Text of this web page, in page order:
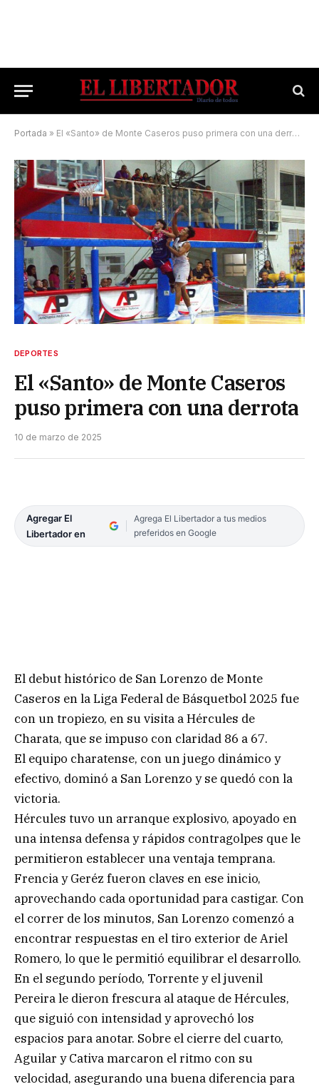
Portada » El «Santo» de Monte Caseros puso primera con una derrota
DEPORTES
El «Santo» de Monte Caseros
puso primera con una derrota
10 de marzo de 2025
Agregar El
Libertador en
Agrega El Libertador a tus medios
preferidos en Google
El debut histórico de San Lorenzo de Monte
Caseros en la Liga Federal de Básquetbol 2025 fue
con un tropiezo, en su visita a Hércules de
Charata, que se impuso con claridad 86 a 67.
El equipo charatense, con un juego dinámico y
efectivo, dominó a San Lorenzo y se quedó con la
victoria.
Hércules tuvo un arranque explosivo, apoyado en
una intensa defensa y rápidos contragolpes que le
permitieron establecer una ventaja temprana.
Frencia y Geréz fueron claves en ese inicio,
aprovechando cada oportunidad para castigar. Con
el correr de los minutos, San Lorenzo comenzó a
encontrar respuestas en el tiro exterior de Ariel
Romero, lo que le permitió equilibrar el desarrollo.
En el segundo período, Torrente y el juvenil
Pereira le dieron frescura al ataque de Hércules,
que siguió con intensidad y aprovechó los
espacios para anotar. Sobre el cierre del cuarto,
Aguilar y Cativa marcaron el ritmo con su
velocidad, asegurando una buena diferencia para